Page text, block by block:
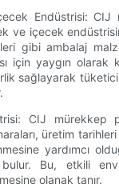
Endüstrisi: CIJ
ve içecek
gibi ambalaj
için yaygın olarak
sağlayarak
CIJ mürekkep
üretim
yardımcı
bulur. Bu, etkili
olanak tanır.